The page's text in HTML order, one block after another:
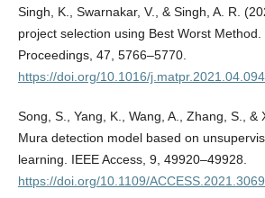
Singh, K., Swarnakar, V., & Singh, A. R.
project selection using Best Worst Method.
Proceedings, 47, 5766–5770.
https://doi.org/10.1016/j.matpr.2021.04.094
Song, S., Yang, K., Wang, A., Zhang, S., &
Mura detection model based on
learning. IEEE Access, 9, 49920–49928.
https://doi.org/10.1109/